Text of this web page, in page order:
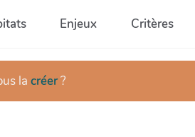
Enjeux Critères
la créer?